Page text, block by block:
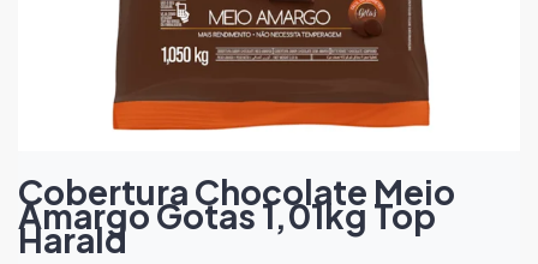
Cobertura Chocolate Meio
Amargo Gotas 1,01kg Top
Harald